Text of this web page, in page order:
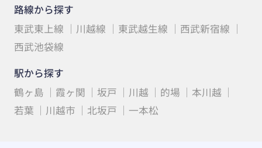
路線から探す
東武東上線
川越線 東武越生線
西武新宿線
西武池袋線
駅から探す
鶴ヶ島
霞ヶ関 坂戸 川越 的場
本川越
若葉
川越市 北坂戸 一本松